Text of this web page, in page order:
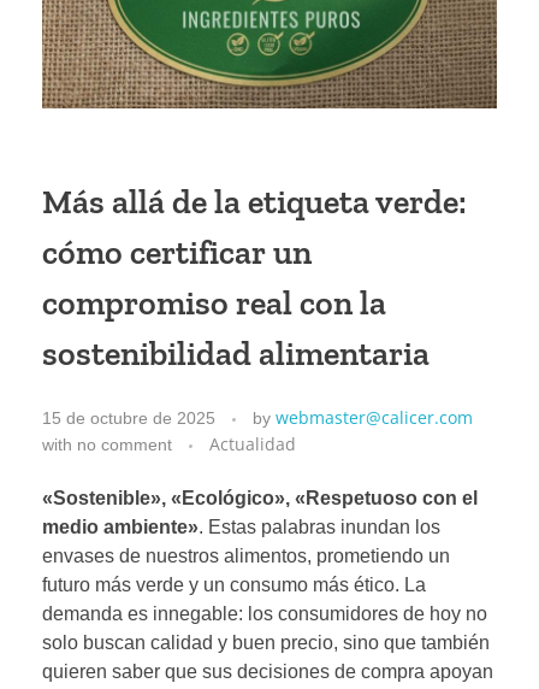
Más allá de la etiqueta verde:
cómo certificar un
compromiso real con la
sostenibilidad alimentaria
15 de octubre de 2025 by webmaster@calicer.com
with no comment Actualidad
«Sostenible», «Ecológico», «Respetuoso con el
medio ambiente». Estas palabras inundan los
envases de nuestros alimentos, prometiendo un
futuro más verde y un consumo más ético. La
demanda es innegable: los consumidores de hoy no
solo buscan calidad y buen precio, sino que también
quieren saber que sus decisiones de compra apoyan